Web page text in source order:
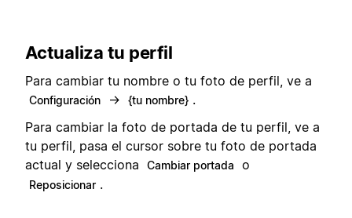
Actualiza tu perfil
Para cambiar tu nombre o tu foto de perfil, ve a
Configuración → {tu nombre} .
Para cambiar la foto de portada de tu perfil, ve a
tu perfil, pasa el cursor sobre tu foto de portada
actual y selecciona
Cambiar portada o
Reposicionar .